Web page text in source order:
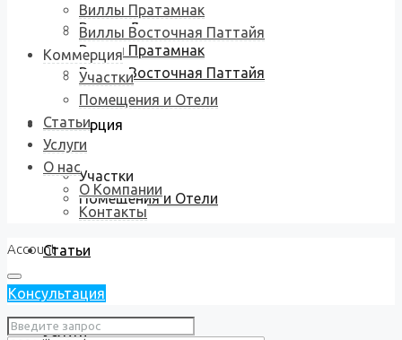
Виллы Джомтьен
Виллы Пратамнак
Виллы Восточная Паттайя
Коммерция
Участки
Помещения и Отели
Статьи
Услуги
Виллы Пратамнак
Виллы Восточная Паттайя
Коммерция
Участки
Помещения и Отели
Статьи
Услуги
О нас
О Компании
Контакты
Account
Консультация